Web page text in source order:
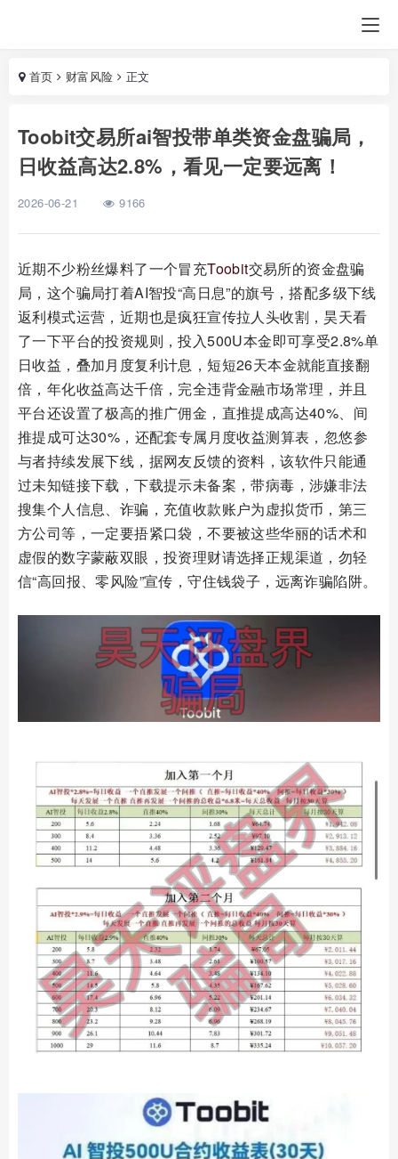
首页 财富风险 正文
Toobit交易所ai智投带单类资金盘骗局，
日收益高达2.8%，看见一定要远离！
2026-06-21 9166
近期不少粉丝爆料了一个冒充Toobit交易所的资金盘骗
局，这个骗局打着AI智投“高日息”的旗号，搭配多级下线
返利模式运营，近期也是疯狂宣传拉人头收割，昊天看
了一下平台的投资规则，投入500U本金即可享受2.8%单
日收益，叠加月度复利计息，短短26天本金就能直接翻
倍，年化收益高达千倍，完全违背金融市场常理，并且
平台还设置了极高的推广佣金，直推提成高达40%、间
推提成可达30%，还配套专属月度收益测算表，忽悠参
与者持续发展下线，据网友反馈的资料，该软件只能通
过未知链接下载，下载提示未备案，带病毒，涉嫌非法
搜集个人信息、诈骗，充值收款账户为虚拟货币，第三
方公司等，一定要捂紧口袋，不要被这些华丽的话术和
虚假的数字蒙蔽双眼，投资理财请选择正规渠道，勿轻
信“高回报、零风险”宣传，守住钱袋子，远离诈骗陷阱。